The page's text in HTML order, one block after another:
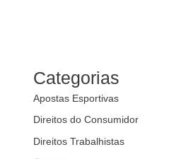
Categorias
Apostas Esportivas
Direitos do Consumidor
Direitos Trabalhistas